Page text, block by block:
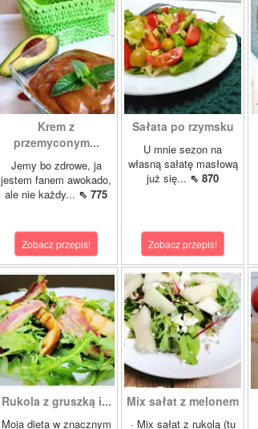
Krem z
przemyconym...
Jemy bo zdrowe, ja
jestem fanem awokado,
ale nie każdy... ⇖ 775
Zobacz przepis!
Sałata po rzymsku
U mnie sezon na
własną sałatę masłową
już się... ⇖ 870
Zobacz przepis!
Rukola z gruszką i...
Moja dieta w znacznym
Mix sałat z melonem
· Mix sałat z rukolą (tu